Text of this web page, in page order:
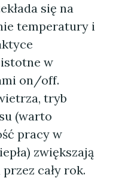
się na
temperatury i
w
on/off.
tryb
(warto
pracy w
zwiększają
cały rok.